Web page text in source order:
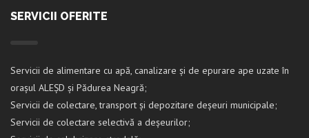
SERVICII OFERITE
Servicii de alimentare cu apă, canalizare și de epurare ape uzate în
orașul ALEȘD și Pădurea Neagră;
Servicii de colectare, transport și depozitare deșeuri municipale;
Servicii de colectare selectivă a deșeurilor;